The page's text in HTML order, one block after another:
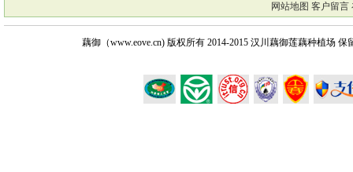
网站地图 客户留言
藕御（www.eove.cn) 版权所有2014-2015 汉川藕御莲藕种植场 保